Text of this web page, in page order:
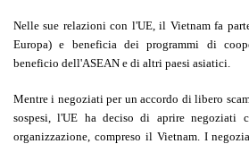
Nelle sue relazioni con l'UE, il Vietnam fa
Europa) e beneficia dei programmi di
beneficio dell'ASEAN e di altri paesi asiatici.
Mentre i negoziati per un accordo di libero
sospesi, l'UE ha deciso di aprire negoziati
organizzazione, compreso il Vietnam. I